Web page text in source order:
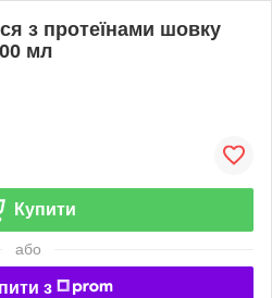
з протеїнами шовку
мл
Купити
або
з